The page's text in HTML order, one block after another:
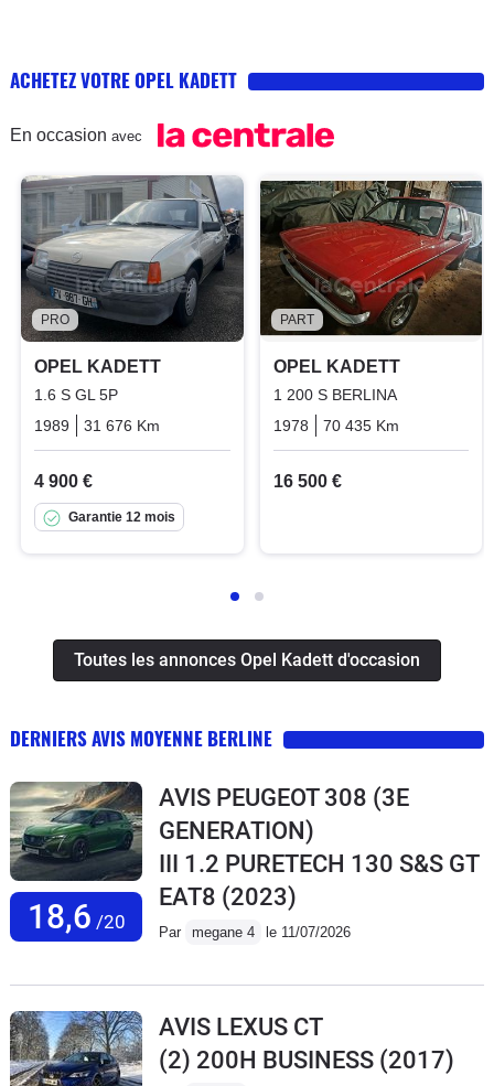
ACHETEZ VOTRE OPEL KADETT
En occasion avec
PRO
OPEL KADETT
1.6 S GL 5P
1989
31 676 Km Essence
4 900 €
Garantie 12 mois
PART
OPEL KADETT
1 200 S BERLINA
1978
70 435 Km
16 500 €
Toutes les annonces Opel Kadett d'occasion
DERNIERS AVIS MOYENNE BERLINE
18,6 /20
AVIS PEUGEOT 308 (3E
GENERATION)
III 1.2 PURETECH 130 S&S GT
EAT8 (2023)
Par megane 4 le 11/07/2026
AVIS LEXUS CT
(2) 200H BUSINESS (2017)